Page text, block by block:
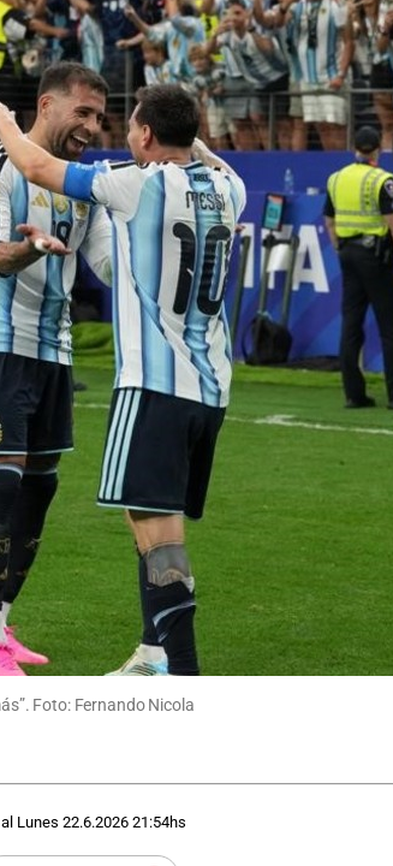
Foto: Fernando Nicola
Lunes 22.6.2026 21:54hs